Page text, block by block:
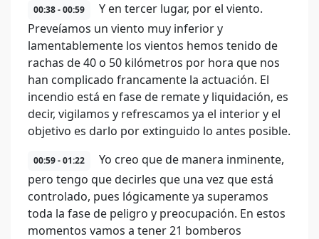
00:38 - 00:59
Y en tercer lugar, por el viento.
Preveíamos un viento muy inferior y
lamentablemente los vientos hemos tenido de
rachas de 40 o 50 kilómetros por hora que nos
han complicado francamente la actuación. El
incendio está en fase de remate y liquidación, es
decir, vigilamos y refrescamos ya el interior y el
objetivo es darlo por extinguido lo antes posible.
00:59 - 01:22
Yo creo que de manera inminente,
pero tengo que decirles que una vez que está
controlado, pues lógicamente ya superamos
toda la fase de peligro y preocupación. En estos
momentos vamos a tener 21 bomberos